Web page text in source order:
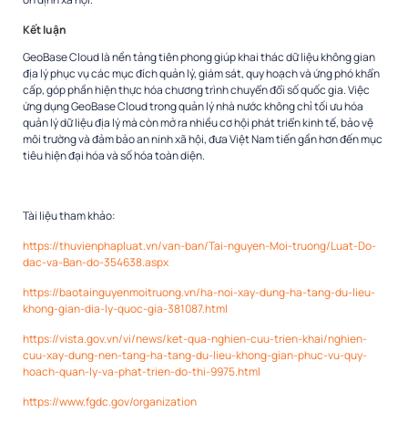
Kết luận
GeoBase Cloud là nền tảng tiên phong giúp khai thác dữ liệu không gian
địa lý phục vụ các mục đích quản lý, giám sát, quy hoạch và ứng phó khẩn
cấp, góp phần hiện thực hóa chương trình chuyển đổi số quốc gia. Việc
ứng dụng GeoBase Cloud trong quản lý nhà nước không chỉ tối ưu hóa
quản lý dữ liệu địa lý mà còn mở ra nhiều cơ hội phát triển kinh tế, bảo vệ
môi trường và đảm bảo an ninh xã hội, đưa Việt Nam tiến gần hơn đến mục
tiêu hiện đại hóa và số hóa toàn diện.
Tài liệu tham khảo:
https://thuvienphapluat.vn/van-ban/Tai-nguyen-Moi-truong/Luat-Do-
dac-va-Ban-do-354638.aspx
https://baotainguyenmoitruong.vn/ha-noi-xay-dung-ha-tang-du-lieu-
khong-gian-dia-ly-quoc-gia-381087.html
https://vista.gov.vn/vi/news/ket-qua-nghien-cuu-trien-khai/nghien-
cuu-xay-dung-nen-tang-ha-tang-du-lieu-khong-gian-phuc-vu-quy-
hoach-quan-ly-va-phat-trien-do-thi-9975.html
https://www.fgdc.gov/organization